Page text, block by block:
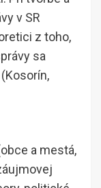
v SR
z toho,
sa
a mestá,